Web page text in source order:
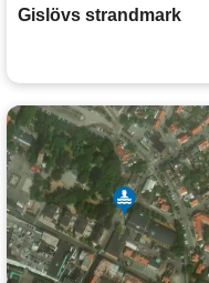
Gislövs strandmark